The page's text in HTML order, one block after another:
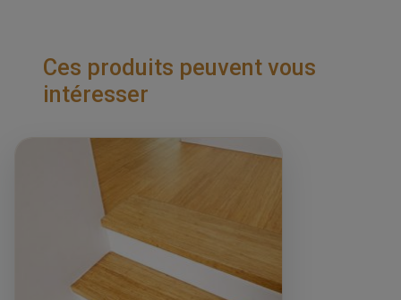
Ces produits peuvent vous
intéresser